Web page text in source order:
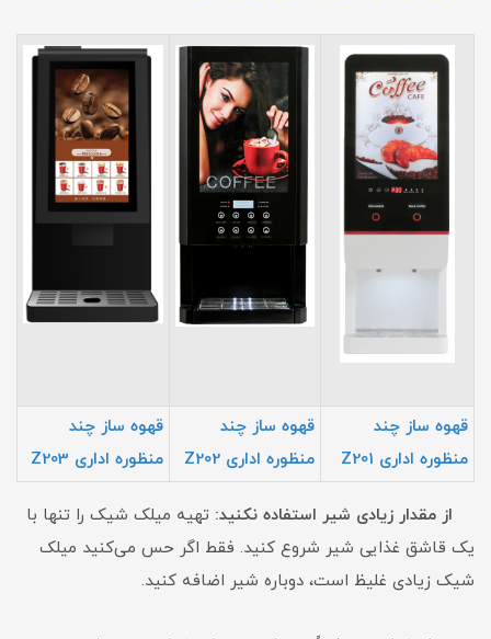
قهوه ساز چند
منظوره اداری Z201
قهوه ساز چند
منظوره اداری Z202
قهوه ساز چند
منظوره اداری Z203
از مقدار زیادی شیر استفاده نکنید: تهیه میلک شیک را تنها با
یک قاشق غذایی شیر شروع کنید. فقط اگر حس می‌کنید میلک
شیک زیادی غلیظ است، دوباره شیر اضافه کنید.